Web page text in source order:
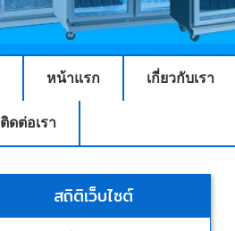
หน้าแรก เกี่ยวกับเรา
ติดต่อเรา
สถิติเว็บไซต์